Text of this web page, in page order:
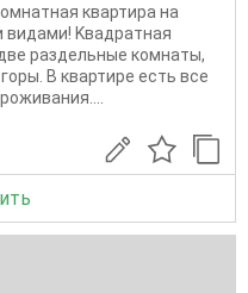
квартира на
Kвaдратнaя
раздельные комнаты,
В квартире есть все